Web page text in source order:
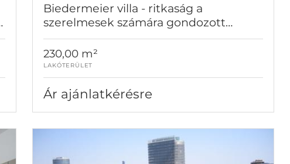
Biedermeier villa - ritkaság a
szerelmesek számára gondozott
kerttel
230,00 m²
LAKÓTERÜLET
Ár ajánlatkérésre